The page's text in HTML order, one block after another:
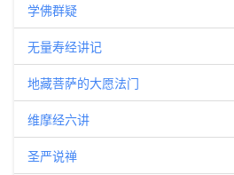
学佛群疑
无量寿经讲记
地藏菩萨的大愿法门
维摩经六讲
圣严说禅